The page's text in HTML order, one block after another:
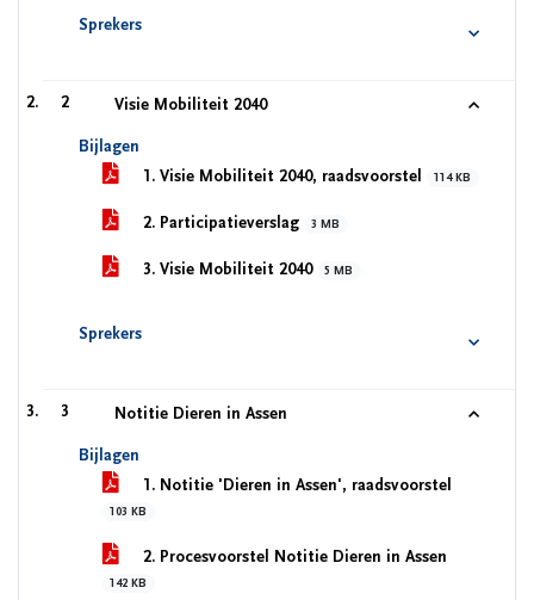
Sprekers
2 Visie Mobiliteit 2040
Bijlagen
1. Visie Mobiliteit 2040, raadsvoorstel
114 KB
2. Participatieverslag 3 MB
3. Visie Mobiliteit 2040 5 MB
Sprekers
3 Notitie Dieren in Assen
Bijlagen
1. Notitie 'Dieren in Assen', raadsvoorstel
103 KB
2. Procesvoorstel Notitie Dieren in Assen
142 KB